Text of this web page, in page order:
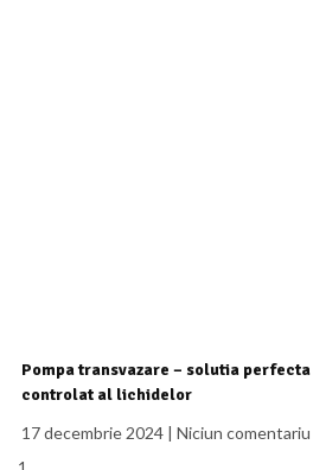
Pompa transvazare – solutia
controlat al lichidelor
17 decembrie 2024
Niciun comentariu